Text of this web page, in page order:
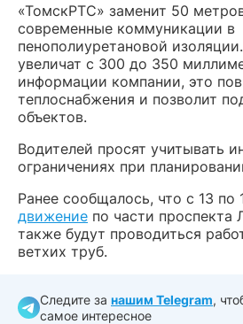
«ТомскРТС» заменит 50
современные коммуникации в
пенополиуретановой
увеличат с 300 до 350
информации компании, это
теплоснабжения и позволит
объектов.
Водителей просят учитывать
ограничениях при
Ранее сообщалось, что с 13 по
движение по части проспекта
также будут проводиться
ветхих труб.
Следите за нашим Telegram,
самое интересное